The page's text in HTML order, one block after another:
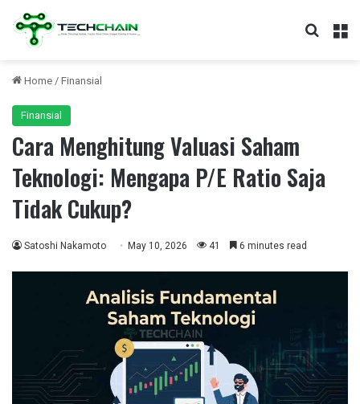
Home / Finansial
Finansial
Cara Menghitung Valuasi Saham
Teknologi: Mengapa P/E Ratio Saja
Tidak Cukup?
Satoshi Nakamoto May 10, 2026 41 6 minutes read